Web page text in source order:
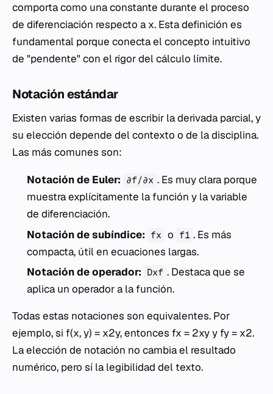
comporta como una constante durante el proceso
de diferenciación respecto a x. Esta definición es
fundamental porque conecta el concepto intuitivo
de "pendente" con el rigor del cálculo límite.
Notación estándar
Existen varias formas de escribir la derivada parcial, y
su elección depende del contexto o de la disciplina.
Las más comunes son:
Notación de Euler: ∂f/∂x . Es muy clara porque
muestra explícitamente la función y la variable
de diferenciación.
Notación de subíndice: fx o f1 . Es más
compacta, útil en ecuaciones largas.
Notación de operador: Dxf . Destaca que se
aplica un operador a la función.
Todas estas notaciones son equivalentes. Por
ejemplo, si f(x,y) = x2y, entonces fx = 2xyy fy= x2.
La elección de notación no cambia el resultado
numérico, pero sí la legibilidad del texto.